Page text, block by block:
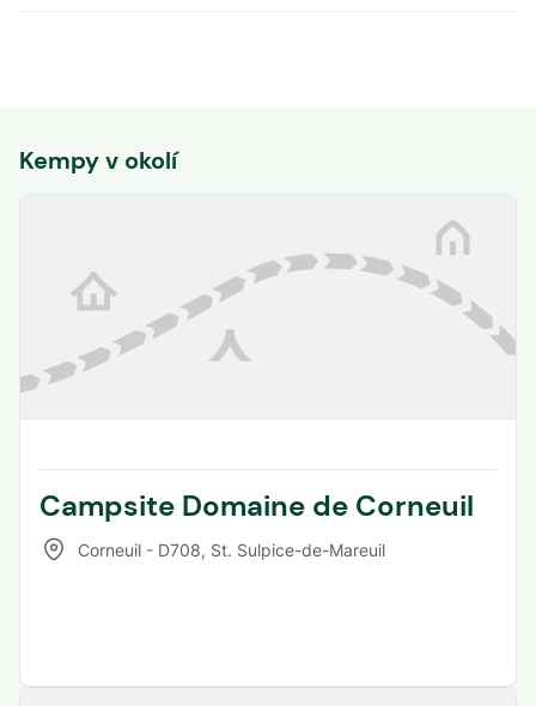
Kempy v okolí
Campsite Domaine de Corneuil
Corneuil - D708, St. Sulpice-de-Mareuil